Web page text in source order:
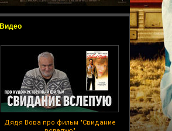
Видео
Дядя Вова про фильм "Свидание